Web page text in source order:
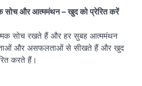
सोच और आत्ममंथन – खुद को प्रेरित करें
सोच रखते हैं और हर सुबह आत्ममंथन
और असफलताओं से सीखते हैं और खुद
करते हैं।